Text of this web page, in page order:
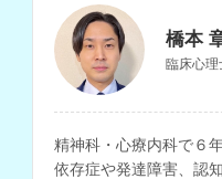
橋本
臨床心
精神科・心療内科で６
依存症や発達障害、認